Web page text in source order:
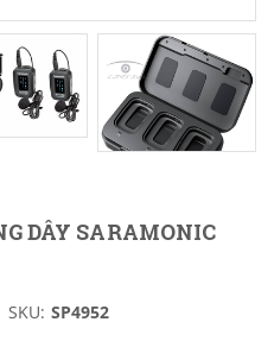
DÂY SARAMONIC
SKU: SP4952